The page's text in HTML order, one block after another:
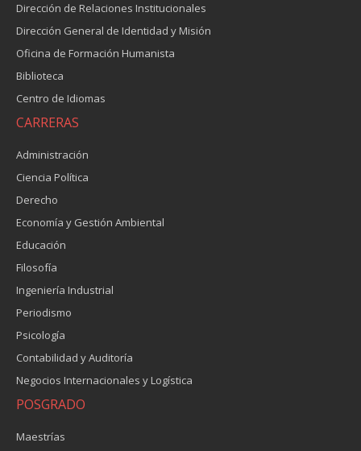
Dirección de Relaciones Institucionales
Dirección General de Identidad y Misión
Oficina de Formación Humanista
Biblioteca
Centro de Idiomas
CARRERAS
Administración
Ciencia Política
Derecho
Economía y Gestión Ambiental
Educación
Filosofía
Ingeniería Industrial
Periodismo
Psicología
Contabilidad y Auditoría
Negocios Internacionales y Logística
POSGRADO
Maestrías